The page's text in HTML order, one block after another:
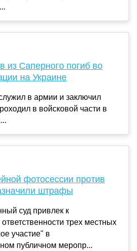
из Саперного погиб во
на Украине
в армии и заключил
в войсковой части в
фотосессии против
штрафы
суд привлек к
трех местных
участие" в
публичном меропр...